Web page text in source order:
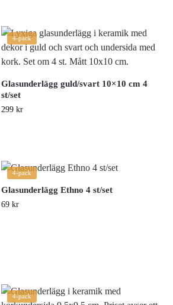
4-pack
Glasunderlägg guld/svart 10×10 cm 4
st/set
299kr
4-pack
Glasunderlägg Ethno 4 st/set
69kr
4-pack